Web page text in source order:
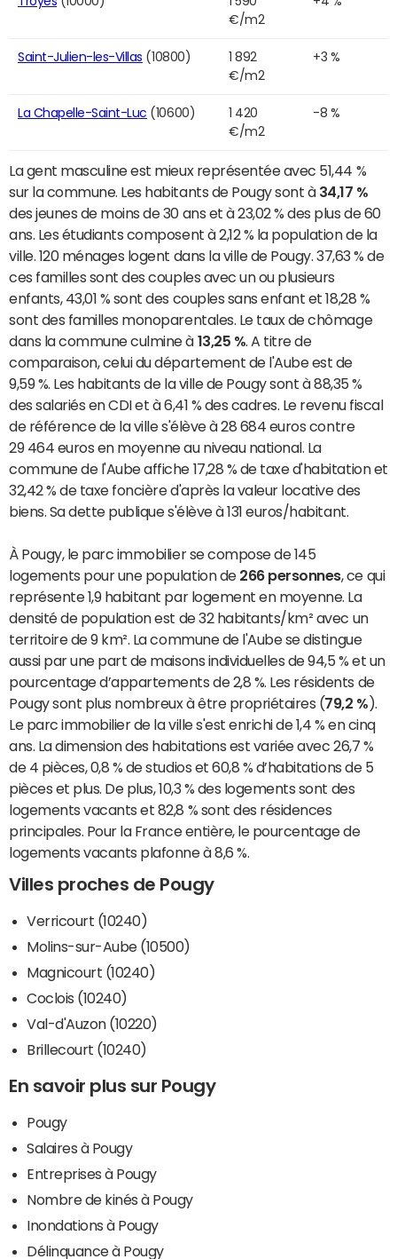
€/m2
Saint-Julien-les-Villas (10800)
1 892
€/m2
+3 %
La Chapelle-Saint-Luc (10600)
1 420
€/m2
-8 %
La gent masculine est mieux représentée avec 51,44 %
sur la commune. Les habitants de Pougy sont à 34,17 %
des jeunes de moins de 30 ans et à 23,02 % des plus de 60
ans. Les étudiants composent à 2,12 % la population de la
ville. 120 ménages logent dans la ville de Pougy. 37,63 % de
ces familles sont des couples avec un ou plusieurs
enfants, 43,01 % sont des couples sans enfant et 18,28 %
sont des familles monoparentales. Le taux de chômage
dans la commune culmine à 13,25 % . A titre de
comparaison, celui du département de l'Aube est de
9,59 %. Les habitants de la ville de Pougy sont à 88,35 %
des salariés en CDI et à 6,41 % des cadres. Le revenu fiscal
de référence de la ville s'élève à 28 684 euros contre
29 464 euros en moyenne au niveau national. La
commune de l'Aube affiche 17,28 % de taxe d'habitation et
32,42 % de taxe foncière d'après la valeur locative des
biens. Sa dette publique s'élève à 131 euros/habitant.
À Pougy, le parc immobilier se compose de 145
logements pour une population de 266 personnes, ce qui
représente 1,9 habitant par logement en moyenne. La
densité de population est de 32 habitants/km² avec un
territoire de 9 km². La commune de l'Aube se distingue
aussi par une part de maisons individuelles de 94,5 % et un
pourcentage d’appartements de 2,8 %. Les résidents de
Pougy sont plus nombreux à être propriétaires (79,2 % ).
Le parc immobilier de la ville s'est enrichi de 1,4 % en cinq
ans. La dimension des habitations est variée avec 26,7 %
de 4 pièces, 0,8 % de studios et 60,8 % d’habitations de 5
pièces et plus. De plus, 10,3 % des logements sont des
logements vacants et 82,8 % sont des résidences
principales. Pour la France entière, le pourcentage de
logements vacants plafonne à 8,6 %.
Villes proches de Pougy
Verricourt (10240)
Molins-sur-Aube (10500)
Magnicourt (10240)
Coclois (10240)
Val-d'Auzon (10220)
Brillecourt (10240)
En savoir plus sur Pougy
Pougy
Salaires à Pougy
Entreprises à Pougy
Nombre de kinés à Pougy
Inondations à Pougy
Délinquance à Pougy